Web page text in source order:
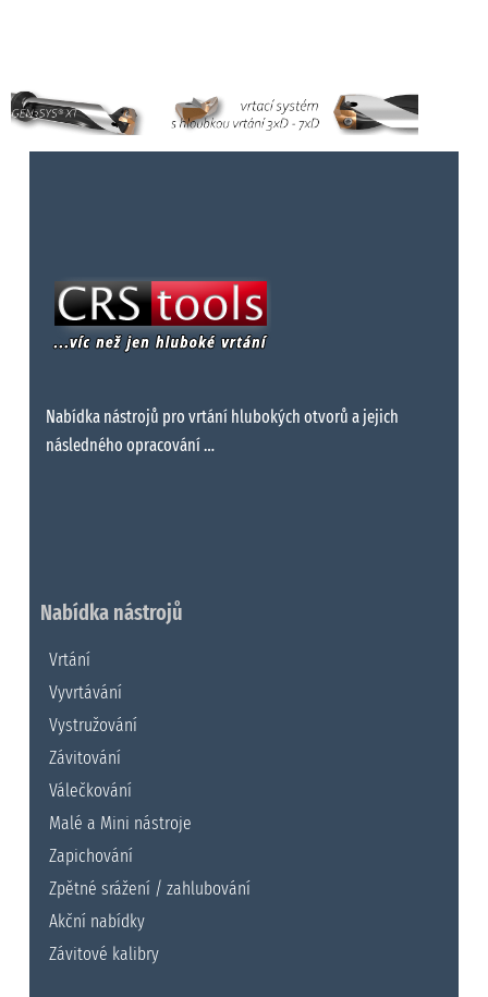
Nabídka nástrojů pro vrtání hlubokých otvorů a jejich
následného opracování …
Nabídka nástrojů
Vrtání
Vyvrtávání
Vystružování
Závitování
Válečkování
Malé a Mini nástroje
Zapichování
Zpětné srážení / zahlubování
Akční nabídky
Závitové kalibry